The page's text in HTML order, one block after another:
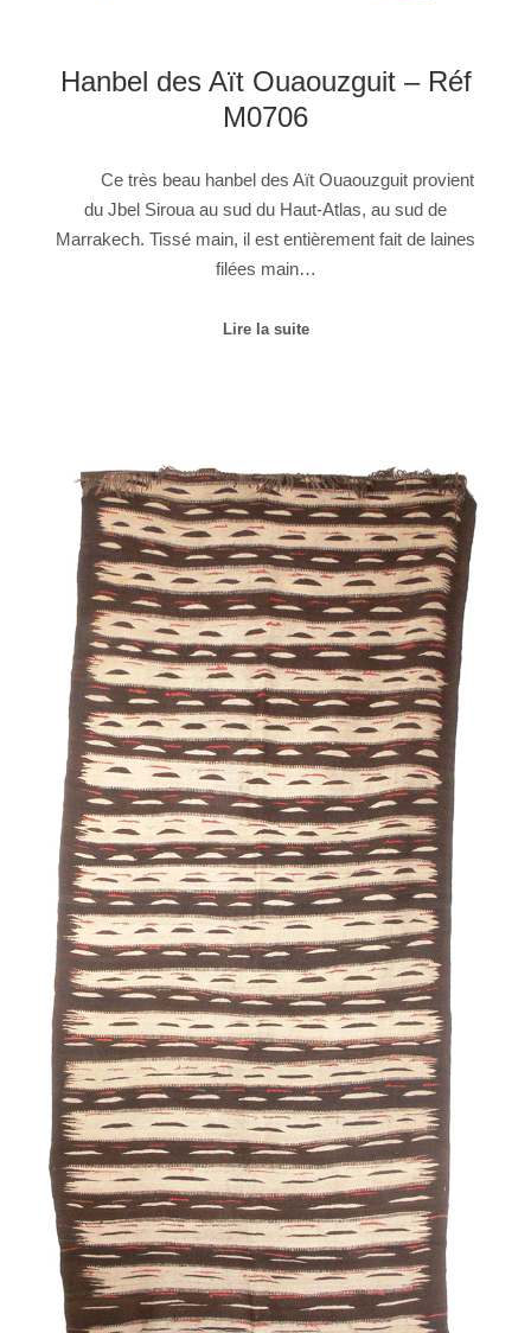
Hanbel des Aït Ouaouzguit – Réf
M0706
Ce très beau hanbel des Aït Ouaouzguit provient
du Jbel Siroua au sud du Haut-Atlas, au sud de
Marrakech. Tissé main, il est entièrement fait de laines
filées main…
Lire la suite